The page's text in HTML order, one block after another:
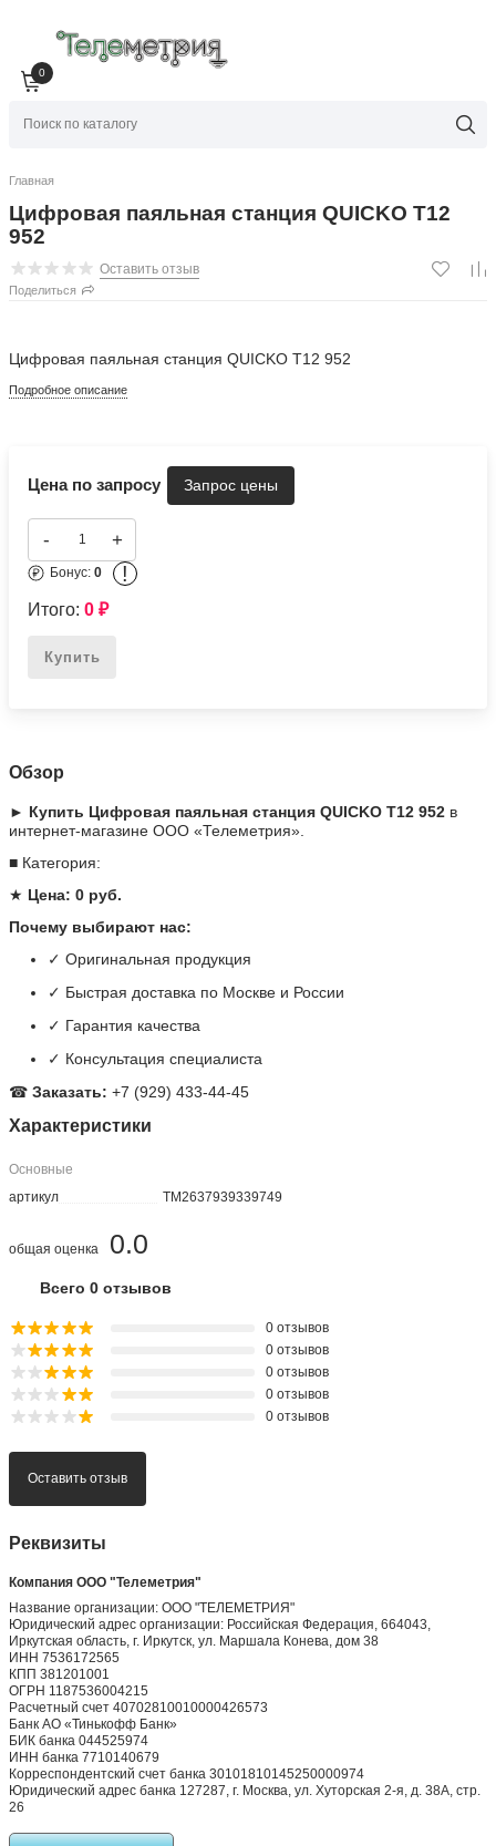
0
Главная
Цифровая паяльная станция QUICKO T12
952
Оставить отзыв
Поделиться
Цифровая паяльная станция QUICKO T12 952
Подробное описание
Цена по запросу
- +
Бонус:0 !
Итого:0₽
Купить
Обзор
► Купить Цифровая паяльная станция QUICKO T12 952 в
интернет-магазине ООО «Телеметрия».
■ Категория:
★ Цена: 0 руб.
Почему выбирают нас:
✓ Оригинальная продукция
✓ Быстрая доставка по Москве и России
✓ Гарантия качества
✓ Консультация специалиста
☎Заказать: +7 (929) 433-44-45
Характеристики
Основные
артикул
TM2637939339749
0.0
общая оценка
Всего 0 отзывов
0 отзывов
0 отзывов
0 отзывов
0 отзывов
0 отзывов
Оставить отзыв
Реквизиты
Компания ООО "Телеметрия"
Название организации: ООО "ТЕЛЕМЕТРИЯ"
Юридический адрес организации: Российская Федерация, 664043,
Иркутская область, г. Иркутск, ул. Маршала Конева, дом 38
ИНН 7536172565
КПП 381201001
ОГРН 1187536004215
Расчетный счет 40702810010000426573
Банк АО «Тинькофф Банк»
БИК банка 044525974
ИНН банка 7710140679
Корреспондентский счет банка 30101810145250000974
Юридический адрес банка 127287, г. Москва, ул. Хуторская 2-я, д. 38А, стр.
26